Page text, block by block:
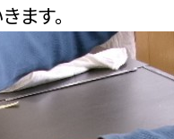
ます。